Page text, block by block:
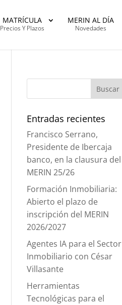
MATRÍCULA
Precios Y Plazos
MERIN AL DÍA
Novedades
Entradas recientes
Francisco Serrano,
Presidente de Ibercaja
banco, en la clausura del
MERIN 25/26
Formación Inmobiliaria:
Abierto el plazo de
inscripción del MERIN
2026/2027
Agentes IA para el Sector
Inmobiliario con César
Villasante
Herramientas
Tecnológicas para el